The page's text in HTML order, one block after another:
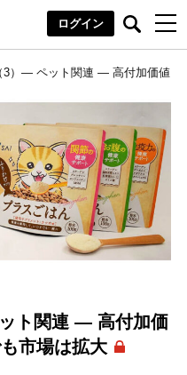
ログイン
3）― ペット関連 ― 高付加価値
ト関連 ― 高付加価
市場は拡大